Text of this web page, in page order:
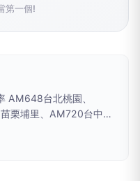
第一個!
AM648台北桃園、
栗埔里、AM720台中彰
林、AM1296台南、
宜蘭、AM819台東、